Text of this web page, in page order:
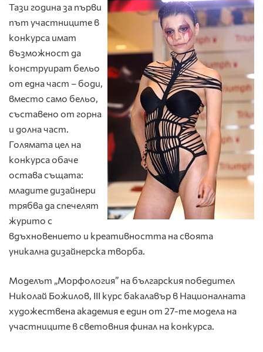
Тази година за първи
път участниците в
конкурса имат
възможност да
конструират бельо
от една част – боди,
вместо само бельо,
съставено от горна
и долна част.
Голямата цел на
конкурса обаче
остава същата:
младите дизайнери
трябва да спечелят
журито с
вдъхновението и креативността на своята
уникална дизайнерска творба.
Моделът „Морфология” на българския победител
Николай Божилов, III курс бакалавър в Националната
художествена академия е един от 27-те модела на
участниците в световния финал на конкурса.